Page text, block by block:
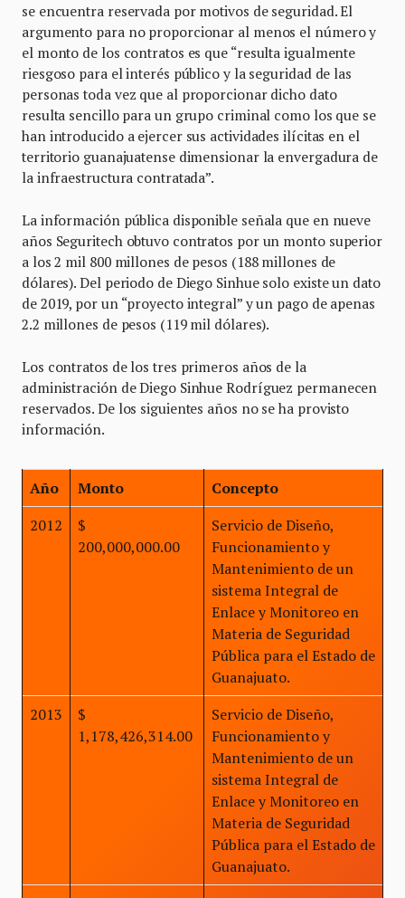
se encuentra reservada por motivos de seguridad. El
argumento para no proporcionar al menos el número y
el monto de los contratos es que “resulta igualmente
riesgoso para el interés público y la seguridad de las
personas toda vez que al proporcionar dicho dato
resulta sencillo para un grupo criminal como los que se
han introducido a ejercer sus actividades ilícitas en el
territorio guanajuatense dimensionar la envergadura de
la infraestructura contratada”.
La información pública disponible señala que en nueve
años Seguritech obtuvo contratos por un monto superior
a los 2 mil 800 millones de pesos (188 millones de
dólares). Del periodo de Diego Sinhue solo existe un dato
de 2019, por un “proyecto integral” y un pago de apenas
2.2 millones de pesos (119 mil dólares).
Los contratos de los tres primeros años de la
administración de Diego Sinhue Rodríguez permanecen
reservados. De los siguientes años no se ha provisto
información.
Año Monto
Concepto
2012
$
200,000,000.00
Servicio de Diseño,
Funcionamiento y
Mantenimiento de un
sistema Integral de
Enlace y Monitoreo en
Materia de Seguridad
Pública para el Estado de
Guanajuato.
2013
$
1,178,426,314.00
Servicio de Diseño,
Funcionamiento y
Mantenimiento de un
sistema Integral de
Enlace y Monitoreo en
Materia de Seguridad
Pública para el Estado de
Guanajuato.